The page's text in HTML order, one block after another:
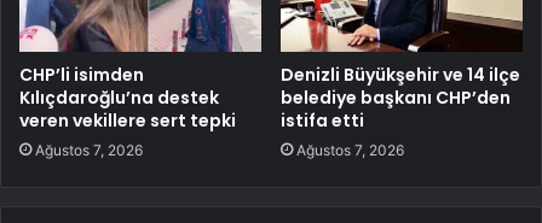
CHP’li isimden
Kılıçdaroğlu’na destek
veren vekillere sert tepki
Ağustos 7, 2026
Denizli Büyükşehir ve 14 ilçe
belediye başkanı CHP’den
istifa etti
Ağustos 7, 2026